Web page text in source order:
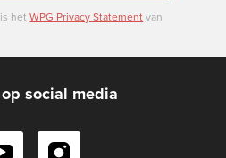
is hetWPG Privacy Statementvan
social media